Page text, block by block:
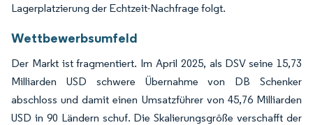
Lagerplatzierung der Echtzeit-Nachfrage folgt.
Wettbewerbsumfeld
Der Markt ist fragmentiert. Im April 2025, als DSV seine 15,73
Milliarden USD schwere Übernahme von DB Schenker
abschloss und damit einen Umsatzführer von 45,76 Milliarden
USD in 90 Ländern schuf. Die Skalierungsgröße verschafft der